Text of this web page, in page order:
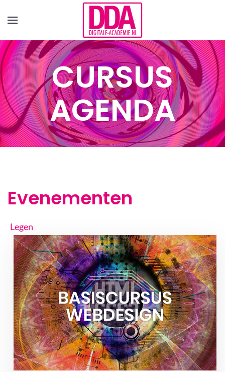
Terug naar hoofdinhoud
CURSUS
AGENDA
Evenementen
Legen